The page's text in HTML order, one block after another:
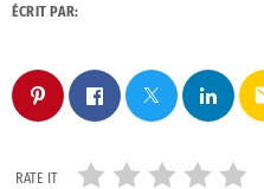
ÉCRIT PAR:
RATE IT